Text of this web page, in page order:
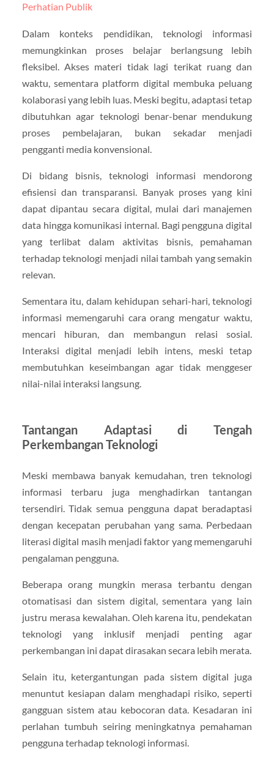
Perhatian Publik
Dalam konteks pendidikan, teknologi informasi
memungkinkan proses belajar berlangsung lebih
fleksibel. Akses materi tidak lagi terikat ruang dan
waktu, sementara platform digital membuka peluang
kolaborasi yang lebih luas. Meski begitu, adaptasi tetap
dibutuhkan agar teknologi benar-benar mendukung
proses pembelajaran, bukan sekadar menjadi
pengganti media konvensional.
Di bidang bisnis, teknologi informasi mendorong
efisiensi dan transparansi. Banyak proses yang kini
dapat dipantau secara digital, mulai dari manajemen
data hingga komunikasi internal. Bagi pengguna digital
yang terlibat dalam aktivitas bisnis, pemahaman
terhadap teknologi menjadi nilai tambah yang semakin
relevan.
Sementara itu, dalam kehidupan sehari-hari, teknologi
informasi memengaruhi cara orang mengatur waktu,
mencari hiburan, dan membangun relasi sosial.
Interaksi digital menjadi lebih intens, meski tetap
membutuhkan keseimbangan agar tidak menggeser
nilai-nilai interaksi langsung.
Tantangan Adaptasi di Tengah
Perkembangan Teknologi
Meski membawa banyak kemudahan, tren teknologi
informasi terbaru juga menghadirkan tantangan
tersendiri. Tidak semua pengguna dapat beradaptasi
dengan kecepatan perubahan yang sama. Perbedaan
literasi digital masih menjadi faktor yang memengaruhi
pengalaman pengguna.
Beberapa orang mungkin merasa terbantu dengan
otomatisasi dan sistem digital, sementara yang lain
justru merasa kewalahan. Oleh karena itu, pendekatan
teknologi yang inklusif menjadi penting agar
perkembangan ini dapat dirasakan secara lebih merata.
Selain itu, ketergantungan pada sistem digital juga
menuntut kesiapan dalam menghadapi risiko, seperti
gangguan sistem atau kebocoran data. Kesadaran ini
perlahan tumbuh seiring meningkatnya pemahaman
pengguna terhadap teknologi informasi.